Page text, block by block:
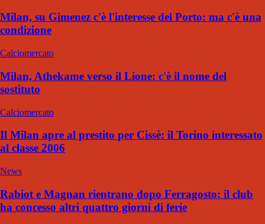
Milan, su Gimenez c'è l'interesse del Porto: ma c'è una
condizione
Calciomercato
Milan, Athekame verso il Lione: c'è il nome del
sostituto
Calciomercato
Il Milan apre al prestito per Cissè: il Torino interessato
al classe 2006
News
Rabiot e Magnan rientrano dopo Ferragosto: il club
ha concesso altri quattro giorni di ferie